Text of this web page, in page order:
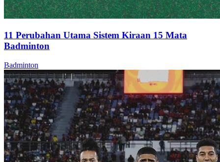
11 Perubahan Utama Sistem Kiraan 15 Mata
Badminton
Badminton